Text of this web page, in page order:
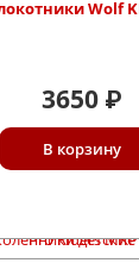
Wolf
3650 ₽
В корзину